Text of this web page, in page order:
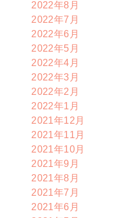
2022年8月
2022年7月
2022年6月
2022年5月
2022年4月
2022年3月
2022年2月
2022年1月
2021年12月
2021年11月
2021年10月
2021年9月
2021年8月
2021年7月
2021年6月